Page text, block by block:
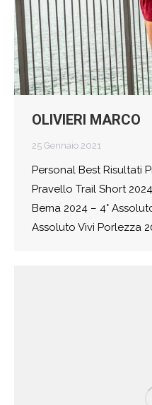
OLIVIERI MARCO
25 Gennaio 2021
Personal Best Risultati
Pravello Trail Short
Bema 2024 – 4°
Assoluto Vivi Porlezza